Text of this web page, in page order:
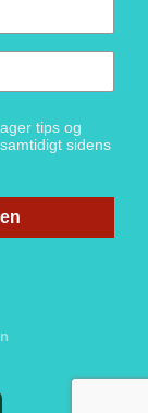
tips og
sidens